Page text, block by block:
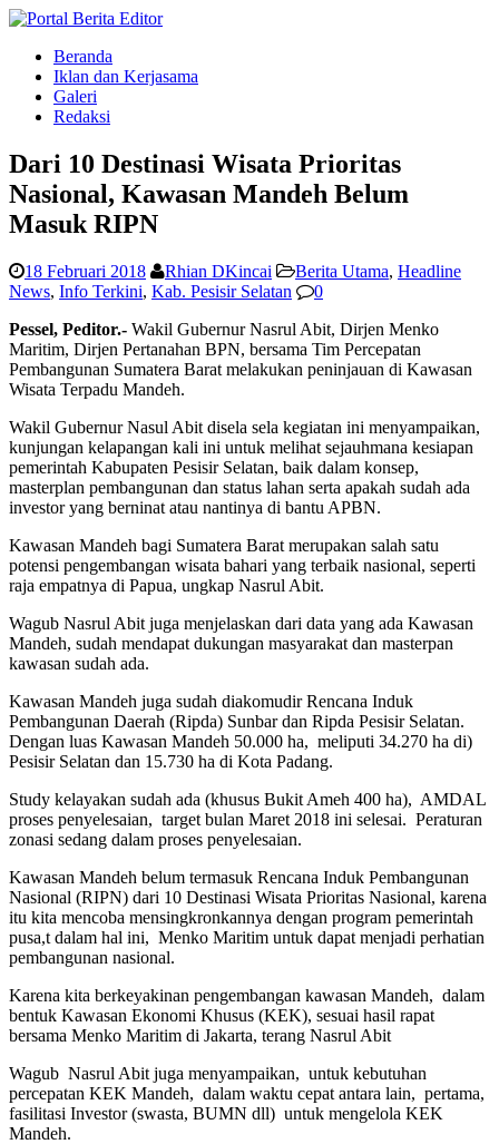
Beranda
Iklan dan Kerjasama
Galeri
Redaksi
Dari 10 Destinasi Wisata Prioritas
Nasional, Kawasan Mandeh Belum
Masuk RIPN
18 Februari 2018 Rhian DKincai Berita Utama, Headline
News, Info Terkini, Kab. Pesisir Selatan
0
Pessel, Peditor.- Wakil Gubernur Nasrul Abit, Dirjen Menko
Maritim, Dirjen Pertanahan BPN, bersama Tim Percepatan
Pembangunan Sumatera Barat melakukan peninjauan di Kawasan
Wisata Terpadu Mandeh.
Wakil Gubernur Nasul Abit disela sela kegiatan ini menyampaikan,
kunjungan kelapangan kali ini untuk melihat sejauhmana kesiapan
pemerintah Kabupaten Pesisir Selatan, baik dalam konsep,
masterplan pembangunan dan status lahan serta apakah sudah ada
investor yang berninat atau nantinya di bantu APBN.
Kawasan Mandeh bagi Sumatera Barat merupakan salah satu
potensi pengembangan wisata bahari yang terbaik nasional, seperti
raja empatnya di Papua, ungkap Nasrul Abit.
Wagub Nasrul Abit juga menjelaskan dari data yang ada Kawasan
Mandeh, sudah mendapat dukungan masyarakat dan masterpan
kawasan sudah ada.
Kawasan Mandeh juga sudah diakomudir Rencana Induk
Pembangunan Daerah (Ripda) Sunbar dan Ripda Pesisir Selatan.
Dengan luas Kawasan Mandeh 50.000 ha, meliputi 34.270 ha di)
Pesisir Selatan dan 15.730 ha di Kota Padang.
Study kelayakan sudah ada (khusus Bukit Ameh 400 ha), AMDAL
proses penyelesaian, target bulan Maret 2018 ini selesai. Peraturan
zonasi sedang dalam proses penyelesaian.
Kawasan Mandeh belum termasuk Rencana Induk Pembangunan
Nasional (RIPN) dari 10 Destinasi Wisata Prioritas Nasional, karena
itu kita mencoba mensingkronkannya dengan program pemerintah
pusa,t dalam hal ini, Menko Maritim untuk dapat menjadi perhatian
pembangunan nasional.
Karena kita berkeyakinan pengembangan kawasan Mandeh, dalam
bentuk Kawasan Ekonomi Khusus (KEK), sesuai hasil rapat
bersama Menko Maritim di Jakarta, terang Nasrul Abit
Wagub Nasrul Abit juga menyampaikan, untuk kebutuhan
percepatan KEK Mandeh, dalam waktu cepat antara lain, pertama,
fasilitasi Investor (swasta, BUMN dll) untuk mengelola KEK
Mandeh.